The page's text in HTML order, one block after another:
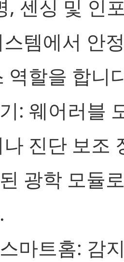
, 센싱 및 인
템에서 안
역할을 합니
: 웨어러블
진단 보조
광학 모듈
마트홈: 감